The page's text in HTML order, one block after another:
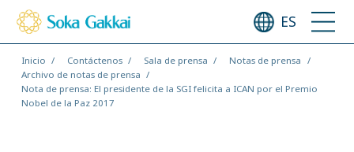
ES
Inicio Contáctenos Sala de prensa
Notas de prensa
Archivo de notas de prensa
Nota de prensa: El presidente de la SGI felicita a ICAN por el Premio
Nobel de la Paz 2017